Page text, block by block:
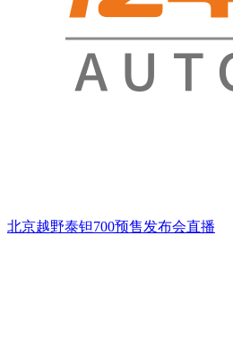
北京越野泰钽700预售发布会直播